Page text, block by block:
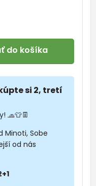
do košíka
kúpte si 2, tretí
🧢👕👖
Minoti, Sobe
od nás